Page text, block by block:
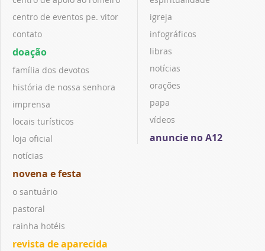
centro de eventos pe. vitor
contato
doação
família dos devotos
história de nossa senhora
imprensa
locais turísticos
loja oficial
notícias
novena e festa
o santuário
pastoral
rainha hotéis
revista de aparecida
igreja
infográficos
libras
notícias
orações
papa
vídeos
anuncie no A12